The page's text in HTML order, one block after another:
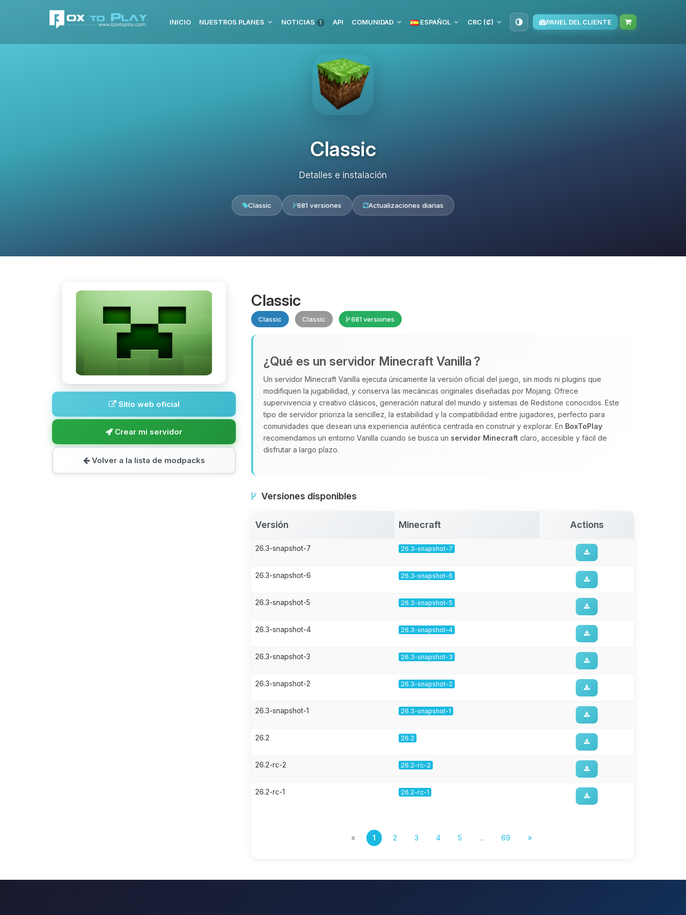
INICIO NUESTROS PLANES NOTICIAS 1 API COMUNIDAD ESPAÑOL CRC (₡) PANEL DEL CLIENTE
Classic
Detalles e instalación
Classic 681 versiones Actualizaciones diarias
Sitio web oficial
Crear mi servidor
Volver a la lista de modpacks
Classic
Classic Classic 681 versiones
¿Qué es un servidor Minecraft Vanilla ?
Un servidor Minecraft Vanilla ejecuta únicamente la versión oficial del juego, sin mods ni plugins que
modifiquen la jugabilidad, y conserva las mecánicas originales diseñadas por Mojang. Ofrece
supervivencia y creativo clásicos, generación natural del mundo y sistemas de Redstone conocidos. Este
tipo de servidor prioriza la sencillez, la estabilidad y la compatibilidad entre jugadores, perfecto para
comunidades que desean una experiencia auténtica centrada en construir y explorar. En BoxToPlay
recomendamos un entorno Vanilla cuando se busca un servidor Minecraft claro, accesible y fácil de
disfrutar a largo plazo.
Versiones disponibles
Versión Minecraft Actions
26.3-snapshot-7 26.3-snapshot-7
26.3-snapshot-6 26.3-snapshot-6
26.3-snapshot-5 26.3-snapshot-5
26.3-snapshot-4 26.3-snapshot-4
26.3-snapshot-3 26.3-snapshot-3
26.3-snapshot-2 26.3-snapshot-2
26.3-snapshot-1 26.3-snapshot-1
26.2 26.2
26.2-rc-2 26.2-rc-2
26.2-rc-1 26.2-rc-1
« 1 2 3 4 5 ... 69 »